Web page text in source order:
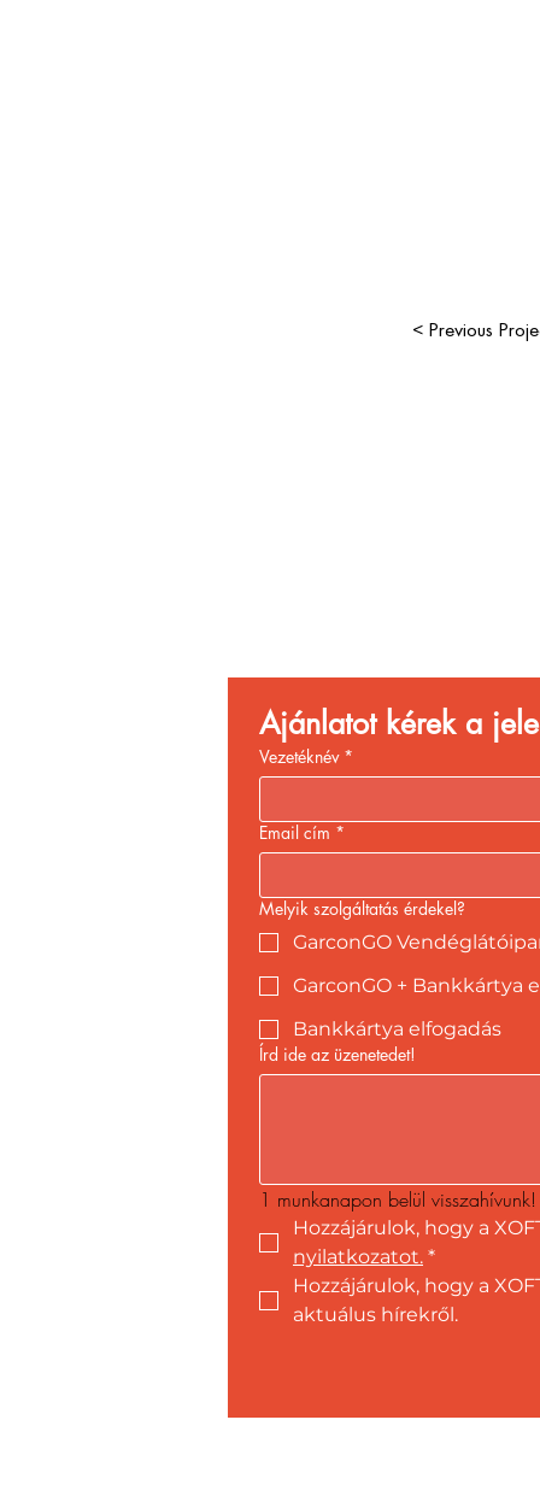
< Previous
Ajánlatot kérek a
Vezetéknév *
Email cím *
Melyik szolgáltatás érdekel?
GarconGO
GarconGO + Bankkártya
Bankkártya elfogadás
Írd ide az üzenetedet!
1 munkanapon belül visszahívunk!
Hozzájárulok, hogy a
nyilatkozatot. *
Hozzájárulok, hogy a
aktuálus hírekről.